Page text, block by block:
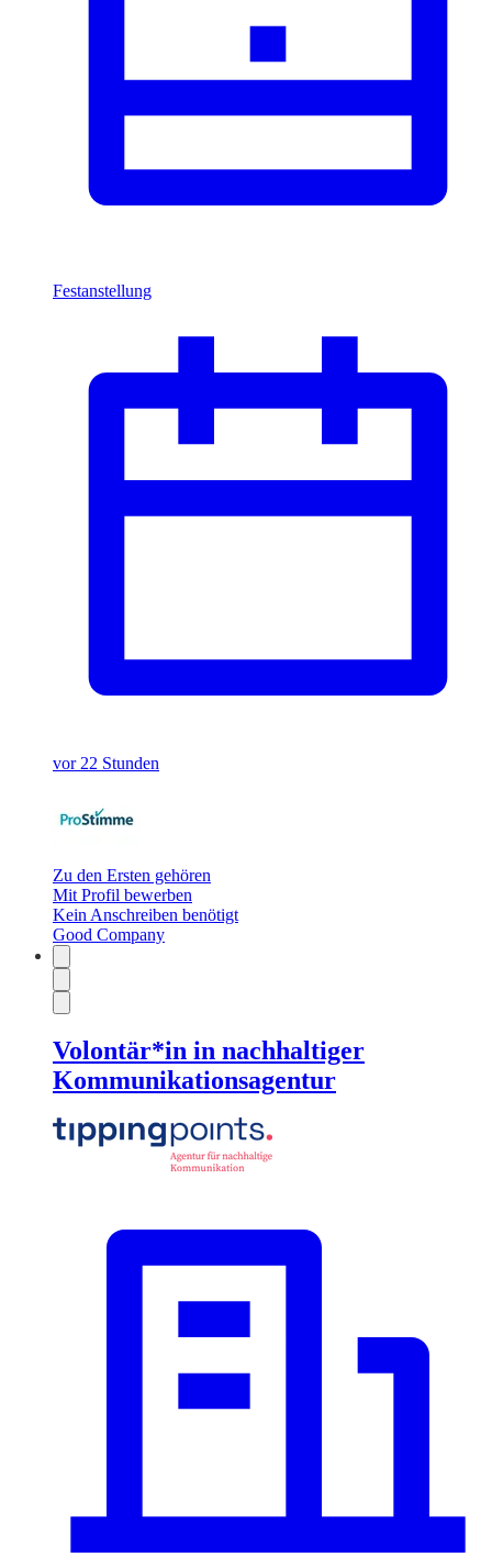
Festanstellung
vor 22 Stunden
Zu den Ersten gehören
Mit Profil bewerben
Kein Anschreiben benötigt
Good Company
Volontär*in in nachhaltiger
Kommunikationsagentur